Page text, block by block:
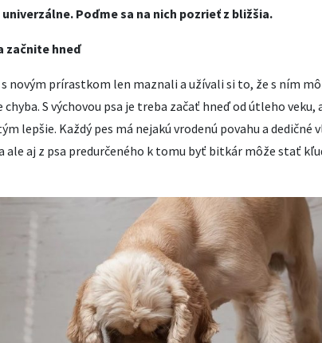
Poďme sa na nich pozrieť z bližšia.
začnite hneď
s novým prírastkom len maznali a užívali si to, že s ním
chyba. S výchovou psa je treba začať hneď od útleho veku,
lepšie. Každý pes má nejakú vrodenú povahu a dedičné
ale aj z psa predurčeného k tomu byť bitkár môže stať